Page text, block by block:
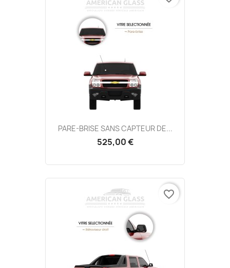
PARE-BRISE SANS CAPTEUR DE...
525,00 €
favorite_border